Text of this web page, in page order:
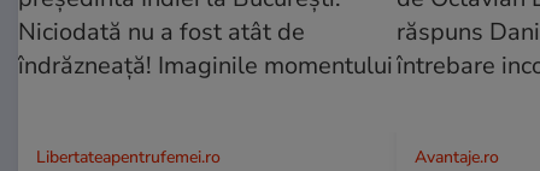
Libertateapentrufemei.ro Avantaje.ro